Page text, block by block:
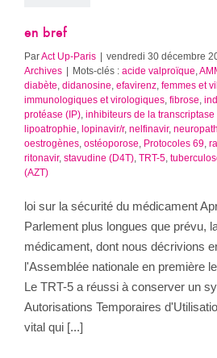
en bref
ParAct Up-Paris | vendredi 30 décembre
Archives | Mots-clés : acide valproïque
diabète didanosine efavirenz femmes et
immunologiques et virologiques fibrose
protéase (IP) inhibiteurs de la transcriptase
lipoatrophie lopinavir/r, nelfinavir,
oestrogènes ostéoporose Protocoles 69
ritonavir, stavudine (D4T) TRT-5
(AZT)
loi sur la sécurité du médicament
Parlement plus longues que prévu,
médicament, dont nous décrivions
l'Assemblée nationale en première
Le TRT-5 a réussi à conserver un
Autorisations Temporaires
vital qui [...]